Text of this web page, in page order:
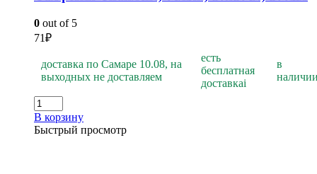
0 out of 5
71₽
доставка по Самаре 10.08, на
выходных не доставляем
есть
бесплатная
доставкаi
в
В корзину
Быстрый просмотр